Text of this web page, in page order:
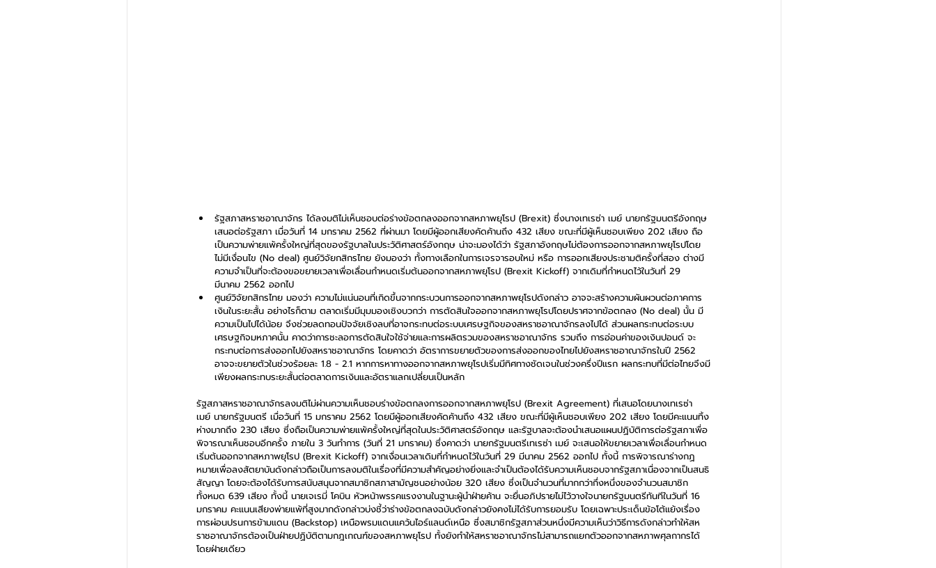
รัฐสภาสหราชอาณาจักร ได้ลงมติไม่เห็นชอบต่อร่างข้อตกลงออกจากสหภาพยุโรป (Brexit) ซึ่งนางเทเรซ่า เมย์ นายกรัฐมนตรีอังกฤษ
เสนอต่อรัฐสภา เมื่อวันที่ 14 มกราคม 2562 ที่ผ่านมา โดยมีผู้ออกเสียงคัดค้านถึง 432 เสียง ขณะที่มีผู้เห็นชอบเพียง 202 เสียง ถือ
เป็นความพ่ายแพ้ครั้งใหญ่ที่สุดของรัฐบาลในประวัติศาสตร์อังกฤษ น่าจะมองได้ว่า รัฐสภาอังกฤษไม่ต้องการออกจากสหภาพยุโรปโดย
ไม่มีเงื่อนไข (No deal) ศูนย์วิจัยกสิกรไทย ยังมองว่า ทั้งทางเลือกในการเจรจารอบใหม่ หรือ การออกเสียงประชามติครั้งที่สอง ต่างมี
ความจำเป็นที่จะต้องขอขยายเวลาเพื่อเลื่อนกำหนดเริ่มต้นออกจากสหภาพยุโรป (Brexit Kickoff) จากเดิมที่กำหนดไว้ในวันที่ 29
มีนาคม 2562 ออกไป
ศูนย์วิจัยกสิกรไทย มองว่า ความไม่แน่นอนที่เกิดขึ้นจากกระบวนการออกจากสหภาพยุโรปดังกล่าว อาจจะสร้างความผันผวนต่อภาคการ
เงินในระยะสั้น อย่างไรก็ตาม ตลาดเริ่มมีมุมมองเชิงบวกว่า การตัดสินใจออกจากสหภาพยุโรปโดยปราศจากข้อตกลง (No deal) นั้น มี
ความเป็นไปได้น้อย จึงช่วยลดทอนปัจจัยเชิงลบที่อาจกระทบต่อระบบเศรษฐกิจของสหราชอาณาจักรลงไปได้ ส่วนผลกระทบต่อระบบ
เศรษฐกิจมหภาคนั้น คาดว่าการชะลอการตัดสินใจใช้จ่ายและการผลิตรวมของสหราชอาณาจักร รวมถึง การอ่อนค่าของเงินปอนด์ จะ
กระทบต่อการส่งออกไปยังสหราชอาณาจักร โดยคาดว่า อัตราการขยายตัวของการส่งออกของไทยไปยังสหราชอาณาจักรในปี 2562
อาจจะขยายตัวในช่วงร้อยละ 1.8 - 2.1 หากการหาทางออกจากสหภาพยุโรปเริ่มมีทิศทางชัดเจนในช่วงครึ่งปีแรก ผลกระทบที่มีต่อไทยจึงมี
เพียงผลกระทบระยะสั้นต่อตลาดการเงินและอัตราแลกเปลี่ยนเป็นหลัก
รัฐสภาสหราชอาณาจักรลงมติไม่ผ่านความเห็นชอบร่างข้อตกลงการออกจากสหภาพยุโรป (Brexit Agreement) ที่เสนอโดยนางเทเรซ่า
เมย์ นายกรัฐมนตรี เมื่อวันที่ 15 มกราคม 2562 โดยมีผู้ออกเสียงคัดค้านถึง 432 เสียง ขณะที่มีผู้เห็นชอบเพียง 202 เสียง โดยมีคะแนนทิ้ง
ห่างมากถึง 230 เสียง ซึ่งถือเป็นความพ่ายแพ้ครั้งใหญ่ที่สุดในประวัติศาสตร์อังกฤษ และรัฐบาลจะต้องนำเสนอแผนปฏิบัติการต่อรัฐสภาเพื่อ
พิจารณาเห็นชอบอีกครั้ง ภายใน 3 วันทำการ (วันที่ 21 มกราคม) ซึ่งคาดว่า นายกรัฐมนตรีเทเรซ่า เมย์ จะเสนอให้ขยายเวลาเพื่อเลื่อนกำหนด
เริ่มต้นออกจากสหภาพยุโรป (Brexit Kickoff) จากเงื่อนเวลาเดิมที่กำหนดไว้ในวันที่ 29 มีนาคม 2562 ออกไป ทั้งนี้ การพิจารณาร่างกฏ
หมายเพื่อลงสัตยาบันดังกล่าวถือเป็นการลงมติในเรื่องที่มีความสำคัญอย่างยิ่งและจำเป็นต้องได้รับความเห็นชอบจากรัฐสภาเนื่องจากเป็นสนธิ
สัญญา โดยจะต้องได้รับการสนับสนุนจากสมาชิกสภาสามัญชนอย่างน้อย 320 เสียง ซึ่งเป็นจำนวนที่มากกว่ากึ่งหนึ่งของจำนวนสมาชิก
ทั้งหมด 639 เสียง ทั้งนี้ นายเจเรมี่ โคบิน หัวหน้าพรรคแรงงานในฐานะผู้นำฝ่ายค้าน จะยื่นอภิปรายไม่ไว้วางใจนายกรัฐมนตรีทันทีในวันที่ 16
มกราคม คะแนนเสียงพ่ายแพ้ที่สูงมากดังกล่าวบ่งชี้ว่าร่างข้อตกลงฉบับดังกล่าวยังคงไม่ได้รับการยอมรับ โดยเฉพาะประเด็นข้อโต้แย้งเรื่อง
การผ่อนปรนการข้ามแดน (Backstop) เหนือพรมแดนแคว้นไอร์แลนด์เหนือ ซึ่งสมาชิกรัฐสภาส่วนหนึ่งมีความเห็นว่าวิธีการดังกล่าวทำให้สห
ราชอาณาจักรต้องเป็นฝ่ายปฏิบัติตามกฎเกณฑ์ของสหภาพยุโรป ทั้งยังทำให้สหราชอาณาจักรไม่สามารถแยกตัวออกจากสหภาพศุลกากรได้
โดยฝ่ายเดียว